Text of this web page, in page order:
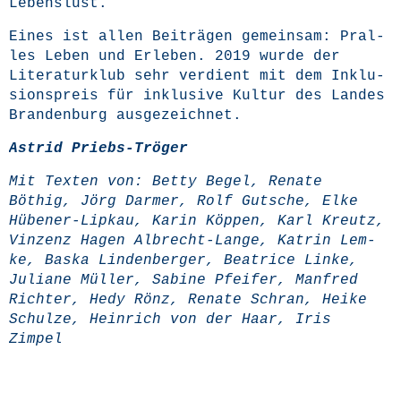
Lebenslust.
Eines ist allen Bei­trä­gen gemein­sam: Pral­
les Leben und Erle­ben. 2019 wur­de der
Lite­ra­tur­klub sehr ver­dient mit dem Inklu­
si­ons­preis für inklu­si­ve Kul­tur des Lan­des
Bran­den­burg ausgezeichnet.
Astrid Priebs-Trö­ger
Mit Tex­ten von: Bet­ty Begel, Rena­te
Böthig, Jörg Darm­er, Rolf Gut­sche, Elke
Hübe­ner-Lip­kau, Karin Köp­pen, Karl Kreutz,
Vin­zenz Hagen Albrecht-Lan­ge, Kat­rin Lem­
ke, Bas­ka Lin­den­ber­ger, Bea­tri­ce Lin­ke,
Julia­ne Mül­ler, Sabi­ne Pfei­fer, Man­fred
Rich­ter, Hedy Rönz, Rena­te Schran, Hei­ke
Schul­ze, Hein­rich von der Haar, Iris
Zimpel